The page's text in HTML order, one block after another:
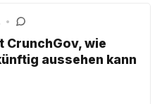
•
CrunchGov, wie
aussehen kann